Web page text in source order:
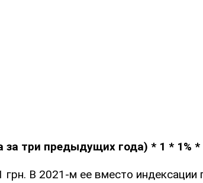
за три предыдущих года) * 1 * 1% *
грн. В 2021-м ее вместо индексации